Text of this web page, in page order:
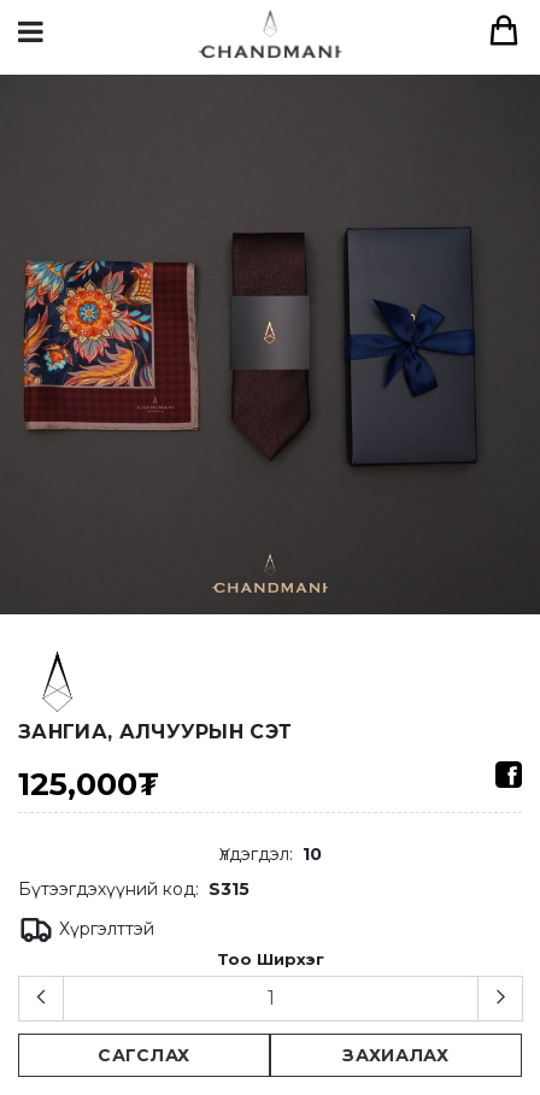
ЗАНГИА, АЛЧУУРЫН СЭТ
125,000₮
Үлдэгдэл: 10
Бүтээгдэхүүний код: S315
Хүргэлттэй
Тоо Ширхэг
САГСЛАХ ЗАХИАЛАХ